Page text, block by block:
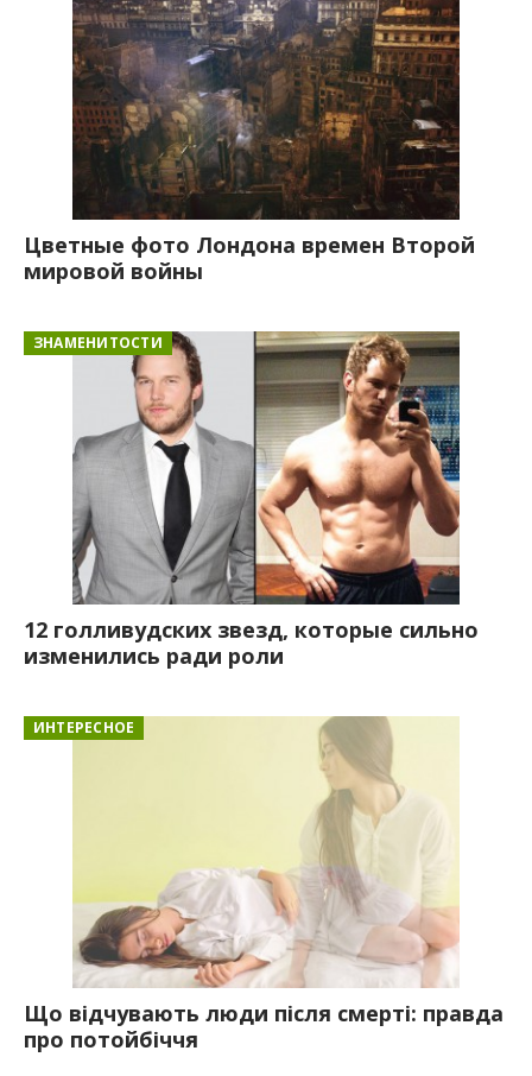
Цветные фото Лондона времен Второй
мировой войны
ЗНАМЕНИТОСТИ
12 голливудских звезд, которые сильно
изменились ради роли
ИНТЕРЕСНОЕ
Що відчувають люди після смерті: правда
про потойбіччя